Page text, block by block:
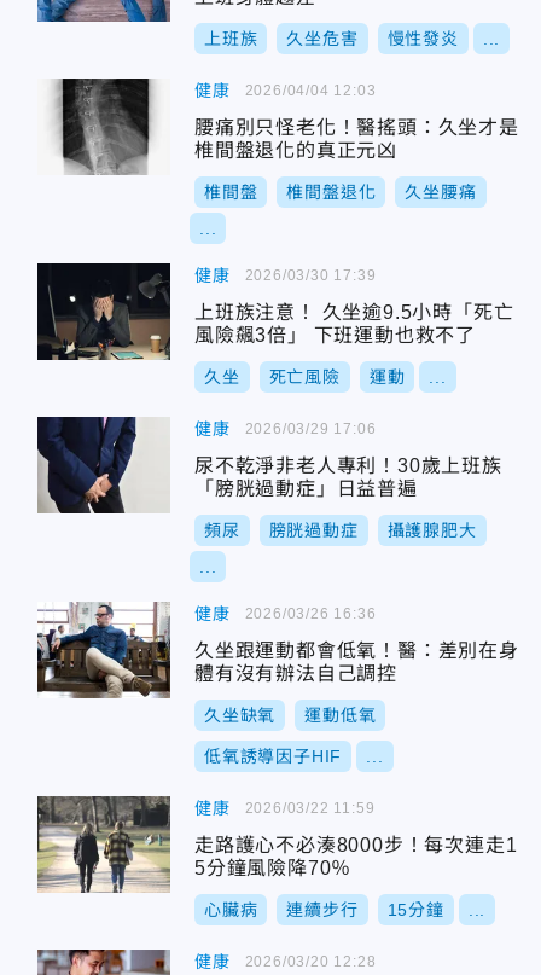
上班族 久坐危害 慢性發炎
健康
腰痛別只怪老化！醫搖頭：久坐才是
椎間盤退化的真正元凶
椎間盤 椎間盤退化 久坐腰痛
2026/04/04 12:03
健康
上班族注意！ 久坐逾9.5小時「死亡
風險飆3倍」 下班運動也救不了
久坐 死亡風險 運動
2026/03/30 17:39
健康
尿不乾淨非老人專利！30歲上班族
「膀胱過動症」日益普遍
頻尿 膀胱過動症 攝護腺肥大
2026/03/29 17:06
健康
久坐跟運動都會低氧！醫：差別在身
體有沒有辦法自己調控
久坐缺氧 運動低氧
低氧誘導因子HIF
2026/03/26 16:36
健康
走路護心不必湊8000步！每次連走1
5分鐘風險降70％
心臟病 連續步行 15分鐘
2026/03/22 11:59
健康 2026/03/20 12:28